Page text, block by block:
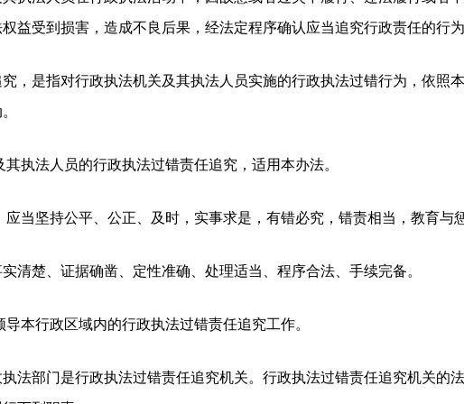
益受到损害，造成不良后果，经法定程序确认应当追究行政责任的行为
，是指对行政执法机关及其执法人员实施的行政执法过错行为，依照
执法人员的行政执法过错责任追究，适用本办法。
当坚持公平、公正、及时，实事求是，有错必究，错责相当，教育与
清楚、证据确凿、定性准确、处理适当、程序合法、手续完备。
本行政区域内的行政执法过错责任追究工作。
法部门是行政执法过错责任追究机关。行政执法过错责任追究机关的